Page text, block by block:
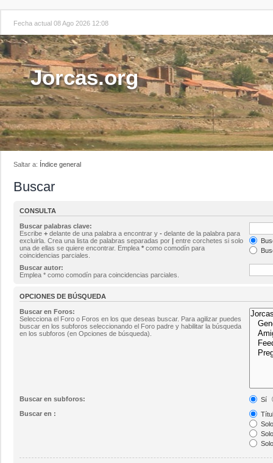
Fecha actual 08 Ago 2026 12:08
Jorcas.org
Saltar a: Índice general
Buscar
CONSULTA
Buscar palabras clave:
Escribe + delante de una palabra a encontrar y - delante de la palabra para
excluirla. Crea una lista de palabras separadas por | entre corchetes si solo
una de ellas se quiere encontrar. Emplea * como comodín para
coincidencias parciales.
Buscar autor:
Emplea * como comodín para coincidencias parciales.
OPCIONES DE BÚSQUEDA
Buscar en Foros:
Selecciona el Foro o Foros en los que deseas buscar. Para agilizar puedes
buscar en los subforos seleccionando el Foro padre y habilitar la búsqueda
en los subforos (en Opciones de búsqueda).
Buscar en subforos:
Sí
Buscar en :